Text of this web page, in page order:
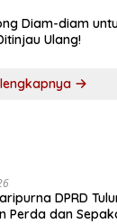
Diam-diam
Ulang!
DPRD
Perda dan